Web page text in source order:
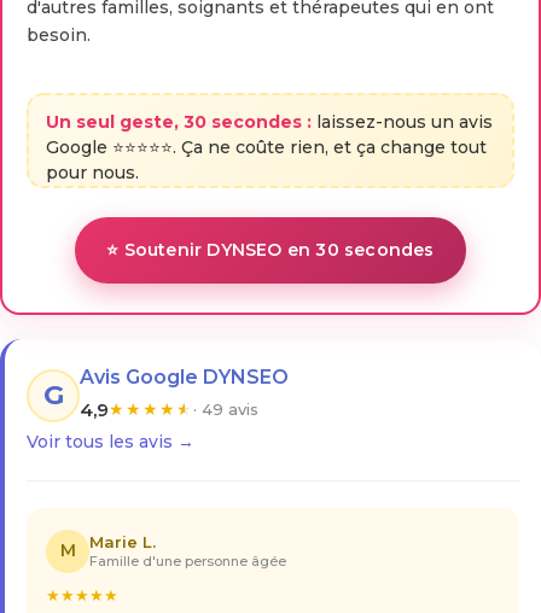
d'autres familles, soignants et thérapeutes qui en ont
besoin.
Un seul geste, 30 secondes : laissez-nous un avis
Google ⭐⭐⭐⭐⭐. Ça ne coûte rien, et ça change tout
pour nous.
⭐ Soutenir DYNSEO en 30 secondes
G
Avis Google DYNSEO
4,9★★★★★ · 49 avis
Voir tous les avis →
M Marie L.
Famille d'une personne âgée
★★★★★